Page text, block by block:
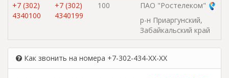
+7 (302)
4340100
+7 (302)
4340199
100
ПАО "Ростелеком"
р-н Приаргунский,
Забайкальский край
Как звонить на номера +7-302-434-XX-XX